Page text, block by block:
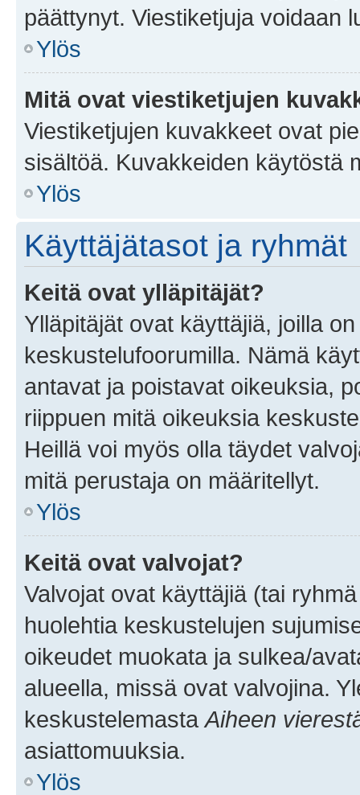
päättynyt. Viestiketjuja voidaan
Ylös
Mitä ovat viestiketjujen
Viestiketjujen kuvakkeet ovat
sisältöä. Kuvakkeiden käytöstä
Ylös
Käyttäjätasot ja ryhmät
Keitä ovat ylläpitäjät?
Ylläpitäjät ovat käyttäjiä, joilla
keskustelufoorumilla. Nämä
antavat ja poistavat oikeuksia,
riippuen mitä oikeuksia
Heillä voi myös olla täydet
mitä perustaja on määritellyt.
Ylös
Keitä ovat valvojat?
Valvojat ovat käyttäjiä (tai
huolehtia keskustelujen
oikeudet muokata ja sulkea/
alueella, missä ovat valvojina.
keskustelemastaAiheen
asiattomuuksia.
Ylös